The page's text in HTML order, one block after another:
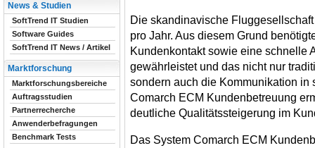
Die skandinavische
pro Jahr. Aus diesem Grund
Kundenkontakt sowie eine schnelle
gewährleistet und das nicht nur
sondern auch die Kommunikation in
Comarch ECM Kundenbetreuung
deutliche Qualitätssteigerung im
Das System Comarch ECM
News & Studien
SoftTrend IT Studien
Software Guides
SoftTrend IT News / Artikel
Marktforschung
Marktforschungsbereiche
Auftragsstudien
Partnerrecherche
Anwenderbefragungen
Benchmark Tests